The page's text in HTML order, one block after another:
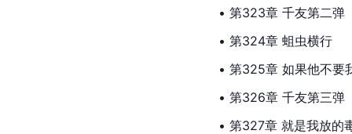
• 第323章 千友第二弹
• 第324章 蛆虫横行
• 第325章 如果他不要
• 第326章 千友第三弹
• 第327章 就是我放的